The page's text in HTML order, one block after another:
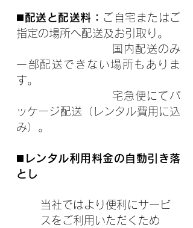
◼️配送と配送料： ご自宅またはご
指定の場所へ配送及お引取り。
国内配送のみ
一部配送できない場所もありま
す。
宅急便にてパ
ッケージ配送（レンタル費用に込
み）。
◼️ レンタル利用料金の自動引き落
とし
当社ではより便利にサービ
スをご利用いただくため